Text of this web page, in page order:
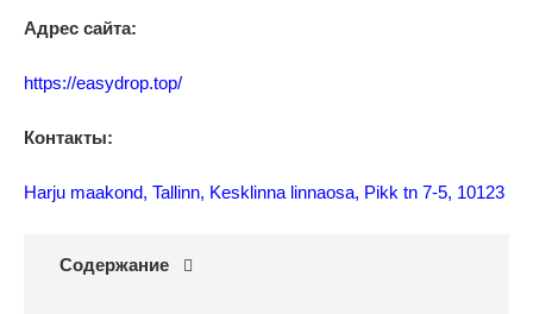
Адрес сайта:
https://easydrop.top/
Контакты:
Harju maakond, Tallinn, Kesklinna linnaosa, Pikk tn 7-5, 10123
Содержание